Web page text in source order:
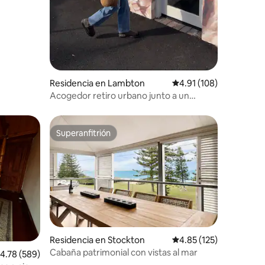
Residencia en Lambton Calificación promedio:
4.91 (108)
Acogedor retiro urbano junto a un
promedio: 4.78 de 5; 589 evaluaciones
4.78 (589)
Superanfitrión
Superanfitrión
Residencia en Stockton Calificación promedio:
4.85 (125)
Cabaña patrimonial con vistas al mar